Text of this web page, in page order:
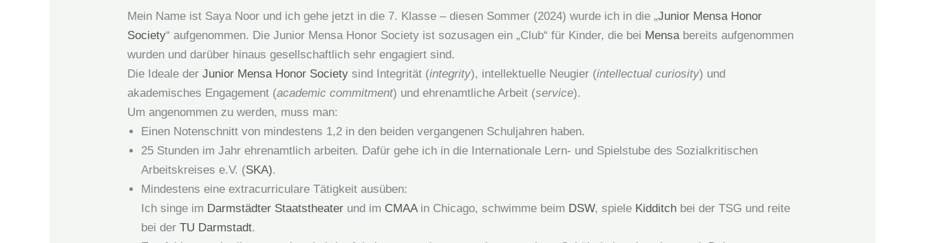
Mein Name ist Saya Noor und ich gehe jetzt in die 7. Klasse – diesen Sommer (2024) wurde ich in die „Junior Mensa Honor
Society“ aufgenommen. Die Junior Mensa Honor Society ist sozusagen ein „Club“ für Kinder, die bei Mensabereits aufgenommen
wurden und darüber hinaus gesellschaftlich sehr engagiert sind.
Die Ideale derJunior Mensa Honor Society sind Integrität (integrity), intellektuelle Neugier (intellectual curiosity) und
akademisches Engagement (academic commitment) und ehrenamtliche Arbeit (service).
Um angenommen zu werden, muss man:
Einen Notenschnitt von mindestens 1,2 in den beiden vergangenen Schuljahren haben.
25 Stunden im Jahr ehrenamtlich arbeiten. Dafür gehe ich in die Internationale Lern- und Spielstube des Sozialkritischen
Arbeitskreises e.V. (SKA).
Mindestens eine extracurriculare Tätigkeit ausüben:
Ich singe im Darmstädter Staatstheater und im CMAAin Chicago, schwimme beim DSW, spiele Kidditch bei der TSG und reite
bei derTU Darmstadt.